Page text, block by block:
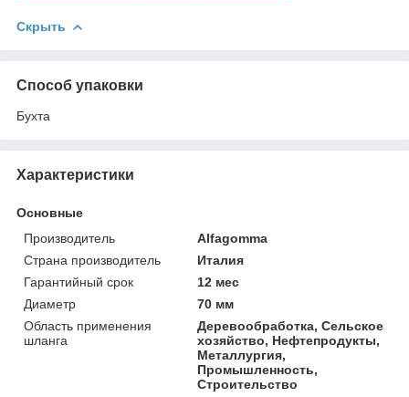
Скрыть
Способ упаковки
Бухта
Характеристики
Основные
Производитель
Alfagomma
Страна производитель
Италия
Гарантийный срок
12 мес
Диаметр
70 мм
Область применения
шланга
Деревообработка, Сельское
хозяйство, Нефтепродукты,
Металлургия,
Промышленность,
Строительство